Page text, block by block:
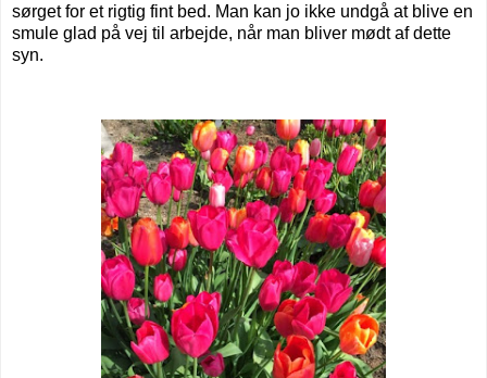
sørget for et rigtig fint bed. Man kan jo ikke undgå at blive en
smule glad på vej til arbejde, når man bliver mødt af dette
syn.